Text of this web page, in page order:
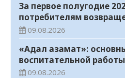
За первое полугодие
потребителям
тенге
09.08.2026
«Адал азамат»:
воспитательной
учебном году
09.08.2026